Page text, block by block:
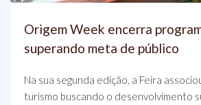
Origem Week encerra
superando meta de público
Na sua segunda edição, a Feira
turismo buscando o desenvolvimento